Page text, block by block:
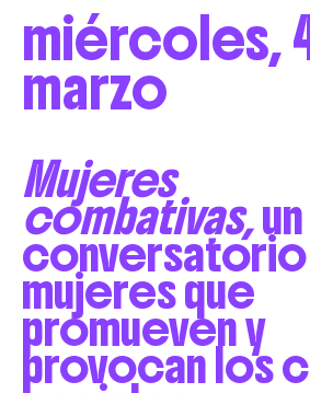
miércoles,
marzo
Mujeres
combativas,un
mujeres que
promueven y
provocan los